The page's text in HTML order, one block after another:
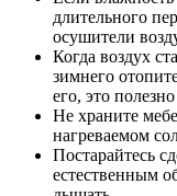
длительного
осушители
Когда воздух
зимнего
его, это
Не храните
нагреваемом
Постарайтесь
естественным